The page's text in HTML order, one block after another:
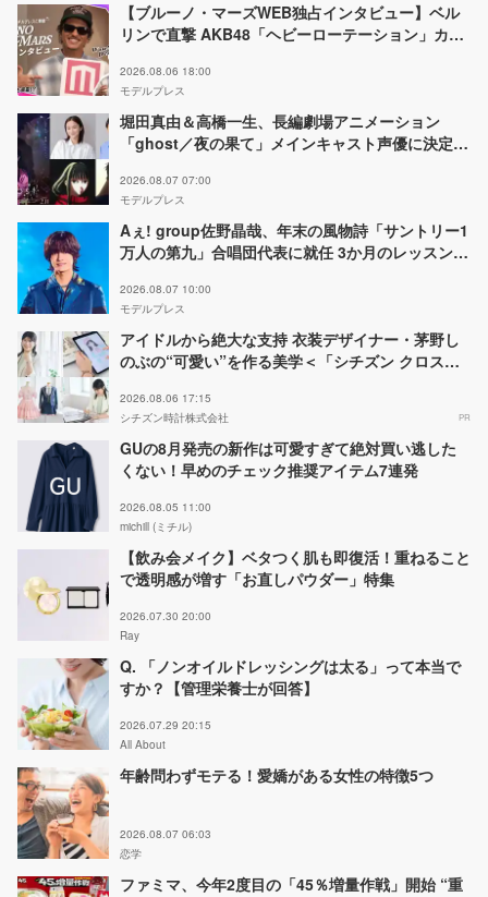
【ブルーノ・マーズWEB独占インタビュー】ベル
リンで直撃 AKB48「ヘビーローテーション」カバ
日公演への期待語る
2026.08.06 18:00
モデルプレス
堀田真由＆高橋一生、長編劇場アニメーション
「ghost／夜の果て」メインキャスト声優に決定
感情を思い出しました」
2026.08.07 07:00
モデルプレス
Aぇ! group佐野晶哉、年末の風物詩「サントリー1
万人の第九」合唱団代表に就任 3か月のレッスン経
2026.08.07 10:00
モデルプレス
アイドルから絶大な支持 衣装デザイナー・茅野し
のぶの“可愛い”を作る美学＜「シチズン クロスシ
2026.08.06 17:15
シチズン時計株式会社
PR
GUの8月発売の新作は可愛すぎて絶対買い逃した
くない！早めのチェック推奨アイテム7連発
2026.08.05 11:00
michill (ミチル)
【飲み会メイク】ベタつく肌も即復活！重ねること
で透明感が増す「お直しパウダー」特集
2026.07.30 20:00
Ray
Q. 「ノンオイルドレッシングは太る」って本当で
すか？【管理栄養士が回答】
2026.07.29 20:15
All About
年齢問わずモテる！愛嬌がある女性の特徴5つ
2026.08.07 06:03
恋学
ファミマ、今年2度目の「45％増量作戦」開始 “重